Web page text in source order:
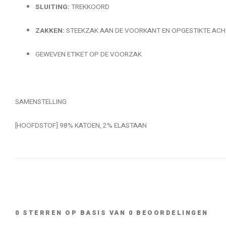
SLUITING: TREKKOORD
ZAKKEN: STEEKZAK AAN DE VOORKANT EN OPGESTIKTE
GEWEVEN ETIKET OP DE VOORZAK
SAMENSTELLING
[HOOFDSTOF] 98% KATOEN, 2% ELASTAAN
0 STERREN OP BASIS VAN 0 BEOORDELINGEN